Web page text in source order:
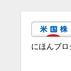
にほんブロ